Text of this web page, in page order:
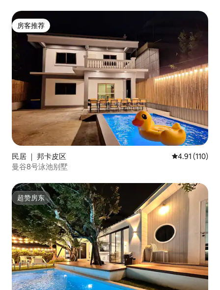
房客推荐
房客推荐
民居 ｜ 邦卡皮区 平均评分 4.91
4.91 (110)
曼谷8号泳池别墅
超赞房东
超赞房东